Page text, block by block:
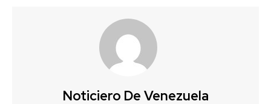
Noticiero De Venezuela